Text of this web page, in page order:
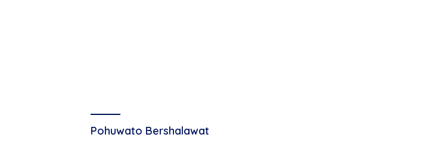
Pohuwato Bershalawat